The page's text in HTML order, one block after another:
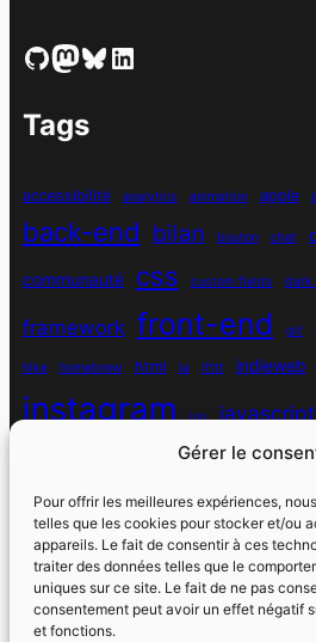
Gérer le
Pour offrir les meilleures expériences,
telles que les cookies pour stocker et/ou
appareils. Le fait de consentir à ces
traiter des données telles que le
uniques sur ce site. Le fait de ne pas
consentement peut avoir un effet négatif
et fonctions.
GitHub Mastodon Bluesky LinkedIn
Tags
accessibilité analytics animation apple
back-end bilan bouton chat
communauté css custom fields dark
framework front-end git
hike homebrew html ia ifttt indieweb
instagram ios javascript
masonry media queries
personnel php pixel
programmation objet python quotes react
réseaux sociaux